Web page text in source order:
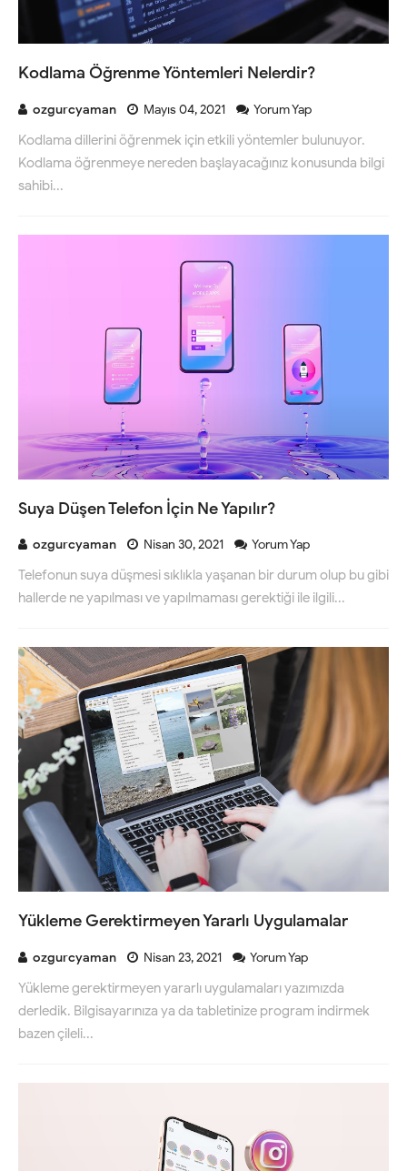
Kodlama Öğrenme Yöntemleri Nelerdir?
ozgurcyaman Mayıs 04, 2021 Yorum Yap
Kodlama dillerini öğrenmek için etkili yöntemler bulunuyor.
Kodlama öğrenmeye nereden başlayacağınız konusunda bilgi
sahibi...
Suya Düşen Telefon İçin Ne Yapılır?
ozgurcyaman Nisan 30, 2021 Yorum Yap
Telefonun suya düşmesi sıklıkla yaşanan bir durum olup bu gibi
hallerde ne yapılması ve yapılmaması gerektiği ile ilgili...
Yükleme Gerektirmeyen Yararlı Uygulamalar
ozgurcyaman Nisan 23, 2021 Yorum Yap
Yükleme gerektirmeyen yararlı uygulamaları yazımızda
derledik. Bilgisayarınıza ya da tabletinize program indirmek
bazen çileli...